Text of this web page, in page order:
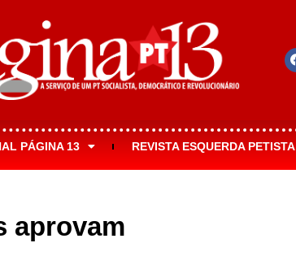
PÁGINA 13 REVISTA ESQUERDA PETISTA
aprovam